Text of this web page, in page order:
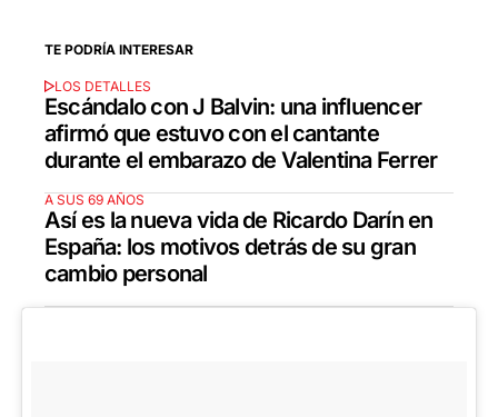
TE PODRÍA INTERESAR
LOS DETALLES
Escándalo con J Balvin: una influencer
afirmó que estuvo con el cantante
durante el embarazo de Valentina Ferrer
A SUS 69 AÑOS
Así es la nueva vida de Ricardo Darín en
España: los motivos detrás de su gran
cambio personal